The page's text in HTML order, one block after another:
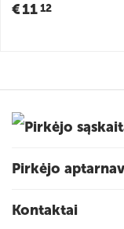
€1112
Pirkėjo
Pirkėjo
Kontaktai